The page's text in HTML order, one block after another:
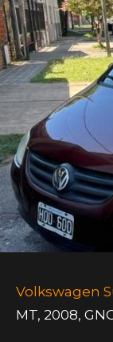
Volkswagen
MT, 2008,